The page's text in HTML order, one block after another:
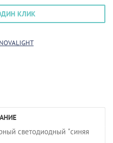
КЛИК
NOVALIGHT
светодиодный "синяя